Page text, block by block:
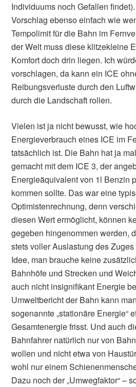
Individuums noch Gefallen
Vorschlag ebenso einfach wie
Tempolimit für die Bahn im
der Welt muss diese klitzekleine
Komfort doch drin liegen. Ich
vorschlagen, da kann ein ICE
Reibungsverluste durch den
durch die Landschaft rollen.
Vielen ist ja nicht bewusst, wie
Energieverbrauch eines ICE im
tatsächlich ist. Die Bahn hat ja
gemacht mit dem ICE 3, der
Energieäquivalent von 1l Benzin
kommen sollte. Das war eine
Optimistenrechnung, denn
diesen Wert ermöglicht, können
gegeben hingenommen werden,
stets voller Auslastung des
Idee, man brauche keine
Bahnhöfe und Strecken und
auch nicht insignifikant Energie
Umweltbericht der Bahn kann
sogenannte „stationäre Energie“
Gesamtenergie frisst. Und auch
Bahnfahrer natürlich nur von
wollen und nicht etwa von
wohl nur einem
Dazu noch der „Umwegfaktor“ –